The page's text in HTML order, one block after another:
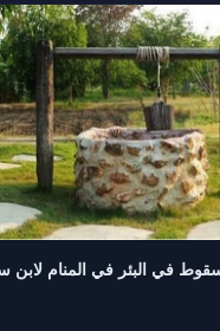
في البئر في المنام لابن